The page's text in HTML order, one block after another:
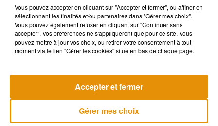
J’ai eu un reflex chelou lol j’avais besoin de me tenir à
quelque chose. La sensation de tomber dans le vide est
vraiment HORRIBLE!
https://t.co/Q6lbWwY8Gr
— T A L �ܮ�} (@TalOfficial)1 septembre 2018
l’albumJuste un rêveduquel est issu le titreMondial
, son duo avec Wyclef
chanson
dans laquelle elle évoque l’absence de son
Une période difficile de son enfance qu’elle avait
d’ailleurs évoqué au micro de l’émission50
Vous pouvez accepter en cliquant sur "Accepter et fermer", ou affiner en
sélectionnant les finalités et/ou partenaires dans "Gérer mes choix".
Vous pouvez également refuser en cliquant sur "Continuer sans
accepter". Vos préférences ne s'appliqueront que pour ce site. Vous
pouvez mettre à jour vos choix, ou retirer votre consentement à tout
moment via le lien "Gérer les cookies" situé en bas de chaque page.
Gérer mes choix
Accepter et fermer